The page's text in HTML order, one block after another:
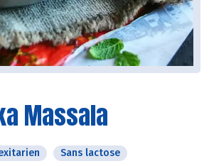
Massala
Sans lactose